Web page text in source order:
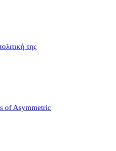
της
of Asymmetric